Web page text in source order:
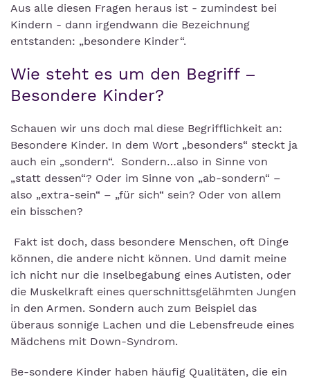
Aus alle diesen Fragen heraus ist - zumindest bei
Kindern - dann irgendwann die Bezeichnung
entstanden: „besondere Kinder“.
Wie steht es um den Begriff –
Besondere Kinder?
Schauen wir uns doch mal diese Begrifflichkeit an:
Besondere Kinder. In dem Wort „besonders“ steckt ja
auch ein „sondern“. Sondern…also in Sinne von
„statt dessen“? Oder im Sinne von „ab-sondern“ –
also „extra-sein“ – „für sich“ sein? Oder von allem
ein bisschen?
Fakt ist doch, dass besondere Menschen, oft Dinge
können, die andere nicht können. Und damit meine
ich nicht nur die Inselbegabung eines Autisten, oder
die Muskelkraft eines querschnittsgelähmten Jungen
in den Armen. Sondern auch zum Beispiel das
überaus sonnige Lachen und die Lebensfreude eines
Mädchens mit Down-Syndrom.
Be-sondere Kinder haben häufig Qualitäten, die ein